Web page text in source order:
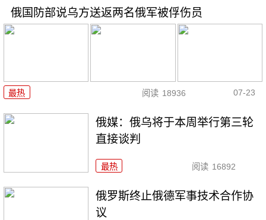
俄国防部说乌方送返两名俄军被俘伤员
最热 阅读 18936 07-23
俄媒：俄乌将于本周举行第三轮
直接谈判
最热 阅读 16892
俄罗斯终止俄德军事技术合作协
议